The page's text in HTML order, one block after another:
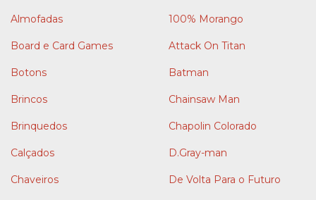
Almofadas
Board e Card Games
Botons
Brincos
Brinquedos
Calçados
Chaveiros
100% Morango
Attack On Titan
Batman
Chainsaw Man
Chapolin Colorado
D.Gray-man
De Volta Para o Futuro